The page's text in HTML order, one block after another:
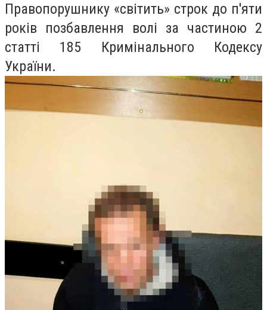
Правопорушнику «світить» строк до п'яти
років позбавлення волі за частиною 2
статті 185 Кримінального Кодексу
України.